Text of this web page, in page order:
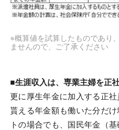
※概算値を試算したものであり
ませんので、ご了承ください
■生涯収入は、専業主婦を正
更に厚生年金に加入する正
貰える年金額も働いた分だ
トの場合でも、国民年金（